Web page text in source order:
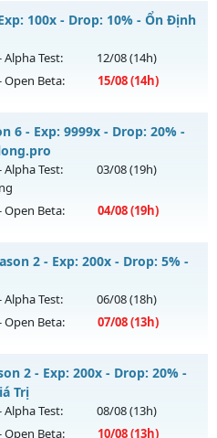
Nạp - Vào Vụt Luôn AE
máy chủ
100x - Drop: 10% - Ổn Định
Alpha Test: 12/08(14h)
Open Beta: 15/08(14h)
máy chủ
6 - Exp: 9999x - Drop: 20% -
Alpha Test: 03/08(19h)
Open Beta: 04/08(19h)
https://muhoalong.pro
máy chủ
vào 19h ngày
2 - Exp: 200x - Drop: 5% -
Alpha Test: 06/08(18h)
Open Beta: 07/08(13h)
Hồi sinh⚔️
máy chủ
2 - Exp: 200x - Drop: 20% -
Trị
Alpha Test: 08/08(13h)
Open Beta: 10/08(13h)